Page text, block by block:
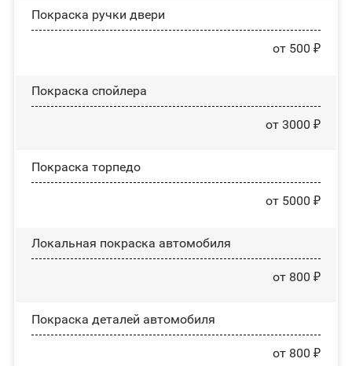
Покраска ручки двери
от 500 ₽
Покраска спойлера
от 3000 ₽
Покраска торпедо
от 5000 ₽
Локальная покраска автомобиля
от 800 ₽
Покраска деталей автомобиля
от 800 ₽